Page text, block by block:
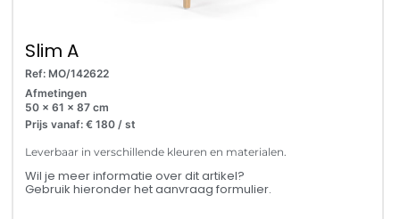
Slim A
Ref: MO/142622
Afmetingen
50 x 61 x 87 cm
Prijs vanaf: € 180 / st
Leverbaar in verschillende kleuren en materialen.
Wil je meer informatie over dit artikel?
Gebruik hieronder het aanvraag formulier.